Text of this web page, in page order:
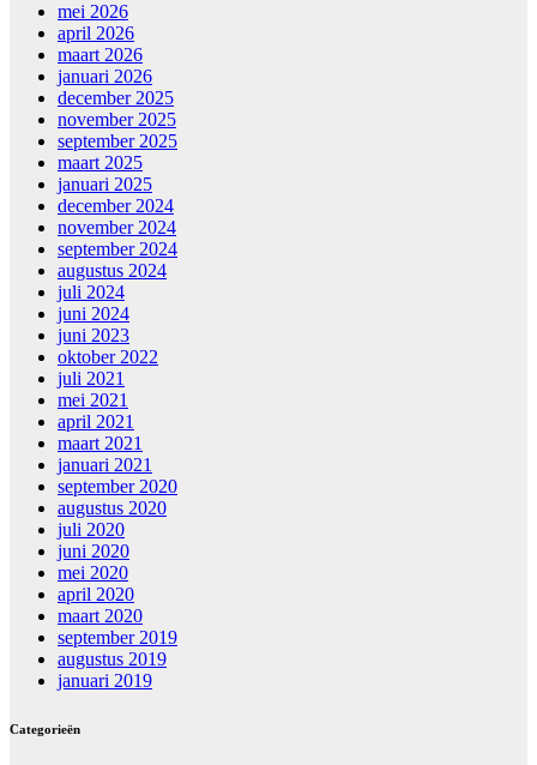
mei 2026
april 2026
maart 2026
januari 2026
december 2025
november 2025
september 2025
maart 2025
januari 2025
december 2024
november 2024
september 2024
augustus 2024
juli 2024
juni 2024
juni 2023
oktober 2022
juli 2021
mei 2021
april 2021
maart 2021
januari 2021
september 2020
augustus 2020
juli 2020
juni 2020
mei 2020
april 2020
maart 2020
september 2019
augustus 2019
januari 2019
Categorieën